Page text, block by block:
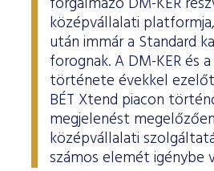
középvállalati
után immár a Standard
forognak. A DM-KER és
története évekkel
BÉT Xtend piacon
megjelenést
középvállalati
számos elemét igénybe